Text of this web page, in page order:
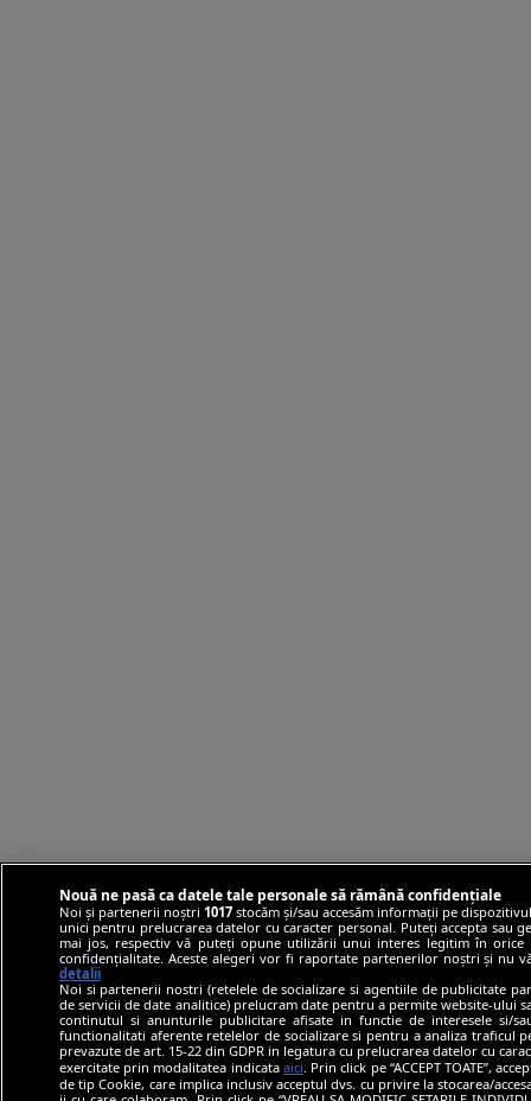
Nouă ne pasă ca datele tale personale să rămână confidențiale
Noi și partenerii noștri 1017stocăm și/sau accesăm informații pe
unici pentru prelucrarea datelor cu caracter personal. Puteți accepta sau
mai jos, respectiv vă puteți opune utilizării unui interes legitim în
confidențialitate. Aceste alegeri vor fi raportate partenerilor noștri și nu
detalii
Noi si partenerii nostri (retelele de socializare si agentiile de publicitate
de servicii de date analitice) prelucram date pentru a permite website-ului
continutul si anunturile publicitare afisate in functie de interesele si/
functionalitati aferente retelelor de socializare si pentru a analiza traficul
prevazute de art. 15-22 din GDPR in legatura cu prelucrarea datelor cu
exercitate prin modalitatea indicata aici . Prin click pe “ACCEPT TOATE”,
de tip Cookie, care implica inclusiv acceptul dvs. cu privire la stocarea/